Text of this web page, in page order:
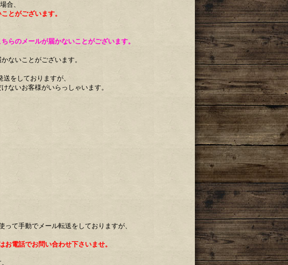
合、
とがございます。
らのメールが届かないことがございます。
ないことがございます。
送をしておりますが、
ないお客様がいらっしゃいます。
て手動でメール転送をしておりますが、
電話でお問い合わせ下さいませ。